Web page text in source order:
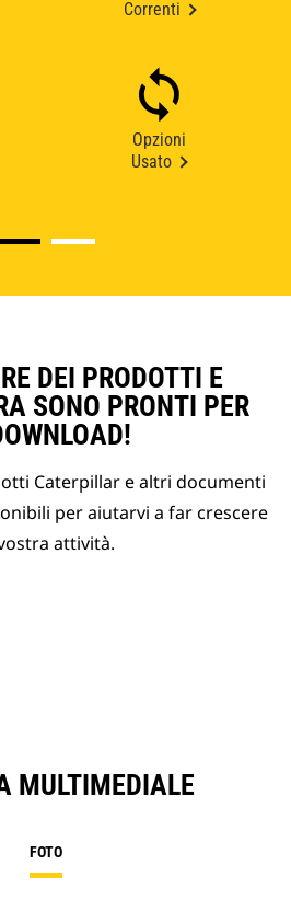
Correnti
Opzioni
Usato
DEI PRODOTTI E
SONO PRONTI PER
Caterpillar e altri documenti
per aiutarvi a far crescere
attività.
MULTIMEDIALE
FOTO